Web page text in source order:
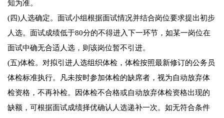
知为准。
(四)人选确定。面试小组根据面试情况并结合岗位要求提出初步
人选。面试成绩低于80分的不得进入下一环节，如某一岗位在
面试中确无合适人选，则该岗位暂不引进。
(五)体检。对拟引进人选组织体检，体检按照最新修订的公务员
体检标准执行。凡未按时参加体检的缺席者，视为自动放弃体
检资格，不再补检。因体检不合格或自动放弃体检资格出现的
缺额，可根据面试成绩择优确认人选递补一次。如无符合条件